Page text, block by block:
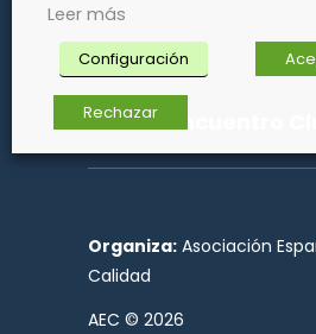
Primer Encuentro
Organiza: Asociación
Calidad
AEC © 2026
Leer más
Configuración
Rechazar